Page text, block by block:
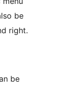
be
right.
be